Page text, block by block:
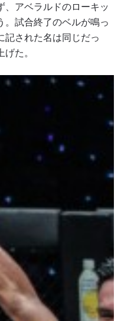
、アベラルドのローキッ
。試合終了のベルが鳴っ
記された名は同じだっ
た。